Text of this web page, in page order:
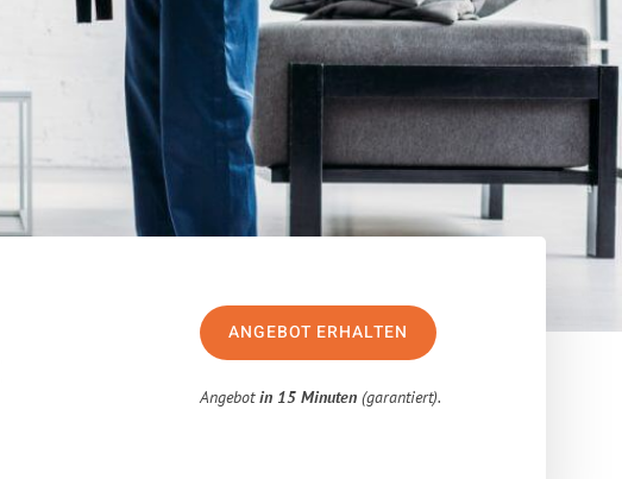
ANGEBOT ERHALTEN
Angebotin 15 Minuten (garantiert).